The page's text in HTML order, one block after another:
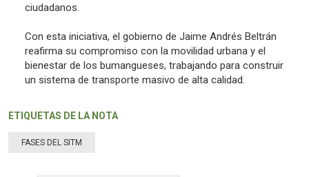
ciudadanos.
Con esta iniciativa, el gobierno de Jaime Andrés Beltrán
reafirma su compromiso con la movilidad urbana y el
bienestar de los bumangueses, trabajando para construir
un sistema de transporte masivo de alta calidad.
ETIQUETAS DE LA NOTA
FASES DEL SITM